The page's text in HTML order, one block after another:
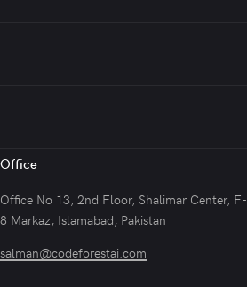
Office
Office No 13, 2nd Floor, Shalimar Center, F-
8 Markaz, Islamabad, Pakistan
salman@codeforestai.com